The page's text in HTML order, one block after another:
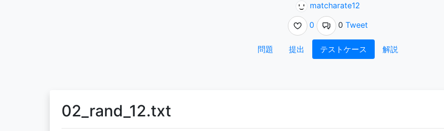
matcharate12
0
0 Tweet
問題 提出 テストケース 解説
02_rand_12.txt